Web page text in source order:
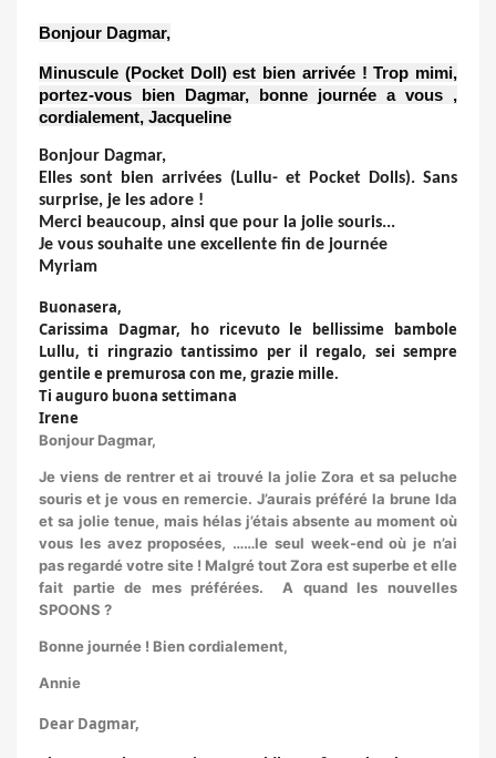
Bonjour Dagmar,
Minuscule (Pocket Doll) est bien arrivée ! Trop mimi,
portez-vous bien Dagmar, bonne journée a vous ,
cordialement, Jacqueline
Bonjour Dagmar,
Elles sont bien arrivées (Lullu- et Pocket Dolls). Sans
surprise, je les adore !
Merci beaucoup, ainsi que pour la jolie souris...
Je vous souhaite une excellente fin de journée
Myriam
Buonasera,
Carissima Dagmar, ho ricevuto le bellissime bambole
Lullu, ti ringrazio tantissimo per il regalo, sei sempre
gentile e premurosa con me, grazie mille.
Ti auguro buona settimana
Irene
Bonjour Dagmar,
Je viens de rentrer et ai trouvé la jolie Zora et sa peluche
souris et je vous en remercie. J’aurais préféré la brune Ida
et sa jolie tenue, mais hélas j’étais absente au moment où
vous les avez proposées, ……le seul week-end où je n’ai
pas regardé votre site ! Malgré tout Zora est superbe et elle
fait partie de mes préférées. A quand les nouvelles
SPOONS ?
Bonne journée ! Bien cordialement,
Annie
Dear Dagmar,